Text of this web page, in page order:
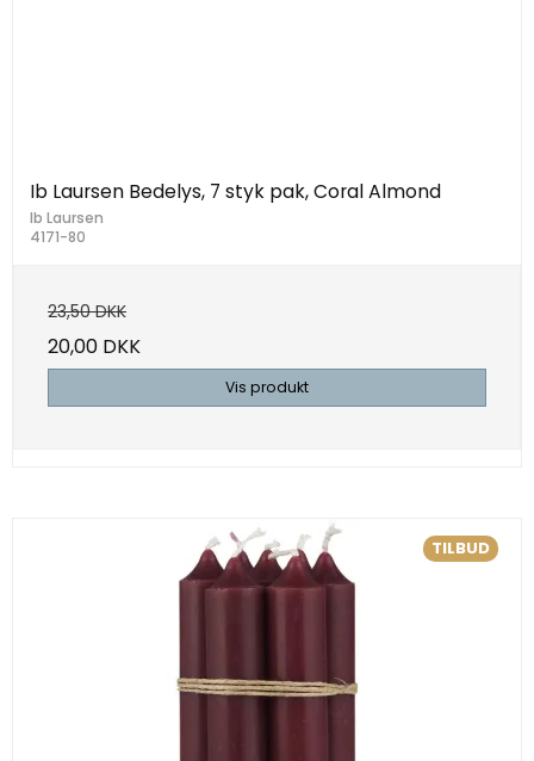
Ib Laursen Bedelys, 7 styk pak, Coral Almond
Ib Laursen
4171-80
23,50 DKK
20,00 DKK
Vis produkt
TILBUD